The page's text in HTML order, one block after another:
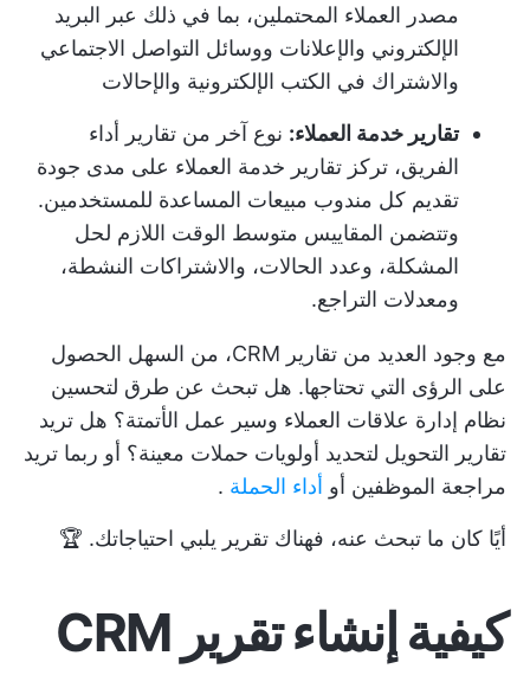
مصدر العملاء المحتملين، بما في ذلك عبر البريد
الإلكتروني والإعلانات ووسائل التواصل الاجتماعي
والاشتراك في الكتب الإلكترونية والإحالات
تقارير خدمة العملاء: نوع آخر من تقارير أداء
الفريق، تركز تقارير خدمة العملاء على مدى جودة
تقديم كل مندوب مبيعات المساعدة للمستخدمين.
وتتضمن المقاييس متوسط الوقت اللازم لحل
المشكلة، وعدد الحالات، والاشتراكات النشطة،
ومعدلات التراجع.
مع وجود العديد من تقارير CRM، من السهل الحصول
على الرؤى التي تحتاجها. هل تبحث عن طرق لتحسين
نظام إدارة علاقات العملاء وسير عمل الأتمتة؟ هل تريد
تقارير التحويل لتحديد أولويات حملات معينة؟ أو ربما تريد
مراجعة الموظفين أو أداء الحملة .
أيًا كان ما تبحث عنه، فهناك تقرير يلبي احتياجاتك. 🏆
كيفية إنشاء تقرير CRM